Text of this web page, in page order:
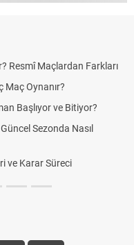
Resmî Maçlardan Farkları
Maç Oynanır?
Başlıyor ve Bitiyor?
Sezonda Nasıl
ve Karar Süreci